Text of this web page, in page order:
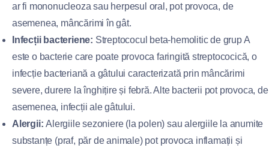
ar fi mononucleoza sau herpesul oral, pot provoca, de
asemenea, mâncărimi în gât.
Infecții bacteriene: Streptococul beta-hemolitic de grup A
este o bacterie care poate provoca faringită streptococică, o
infecție bacteriană a gâtului caracterizată prin mâncărimi
severe, durere la înghițire și febră. Alte bacterii pot provoca, de
asemenea, infecții ale gâtului.
Alergii:Alergiile sezoniere (la polen) sau alergiile la anumite
substanțe (praf, păr de animale) pot provoca inflamații și